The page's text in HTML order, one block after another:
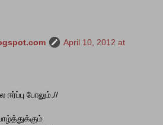
April 10, 2012 at
போலும்.//